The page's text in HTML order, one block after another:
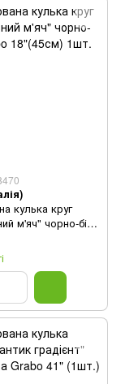
кулька круг
м'яч" чорно-біла
1шт.